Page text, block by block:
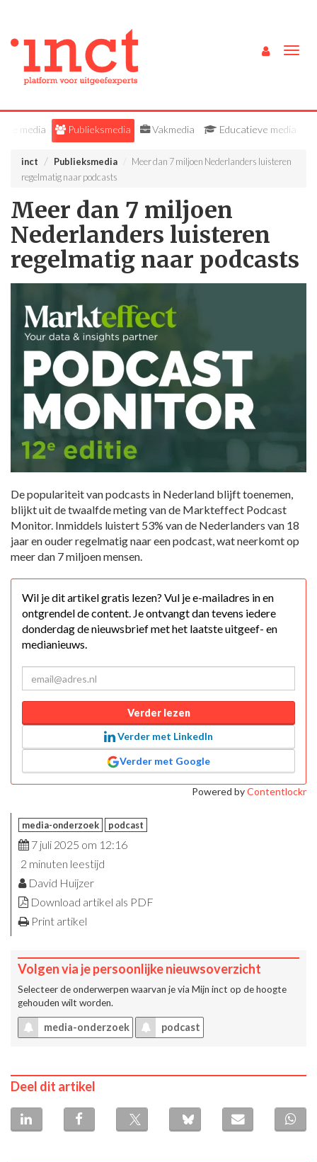
Alle media Publieksmedia Vakmedia Educatieve media
inct Publieksmedia
Meer dan 7 miljoen Nederlanders luisteren
regelmatig naar podcasts
Meer dan 7 miljoen
Nederlanders luisteren
regelmatig naar podcasts
De populariteit van podcasts in Nederland blijft toenemen,
blijkt uit de twaalfde meting van de Markteffect Podcast
Monitor. Inmiddels luistert 53% van de Nederlanders van 18
jaar en ouder regelmatig naar een podcast, wat neerkomt op
meer dan 7 miljoen mensen.
Wil je dit artikel gratis lezen? Vul je e-mailadres in en
ontgrendel de content. Je ontvangt dan tevens iedere
donderdag de nieuwsbrief met het laatste uitgeef- en
medianieuws.
Verder lezen
Verder met LinkedIn
Verder met Google
Powered byContentlockr
media-onderzoek podcast
7 juli 2025 om 12:16
2 minuten leestijd
David Huijzer
Download artikel als PDF
Print artikel
Volgen via je persoonlijke nieuwsoverzicht
Selecteer de onderwerpen waarvan je via Mijn inct op de hoogte
gehouden wilt worden.
media-onderzoek podcast
Deel dit artikel